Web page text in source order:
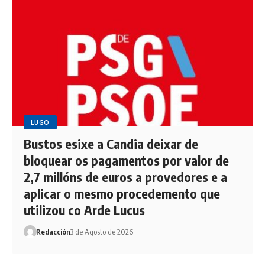
LUGO
Bustos esixe a Candia deixar de
bloquear os pagamentos por valor de
2,7 millóns de euros a provedores e a
aplicar o mesmo procedemento que
utilizou co Arde Lucus
Redacción3 de Agosto de 2026